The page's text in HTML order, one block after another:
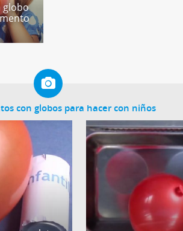
globo
con globos para hacer con niños